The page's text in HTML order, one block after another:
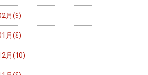
月(9)
月(8)
月(10)